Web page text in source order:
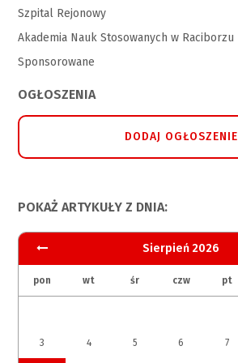
Szpital Rejonowy
Akademia Nauk Stosowanych w Raciborzu
Sponsorowane
OGŁOSZENIA
DODAJ OGŁOSZENIE
POKAŻ ARTYKUŁY Z DNIA:
Sierpień 2026
pon wt śr czw pt
3 4 5 6 7